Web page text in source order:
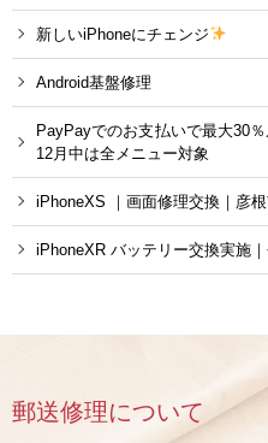
新しいiPhoneにチェンジ
Android基盤修理
PayPayでのお支払いで最大30
12月中は全メニュー対象
iPhoneXS ｜画面修理交換｜彦
iPhoneXR バッテリー交換実施
郵送修理について